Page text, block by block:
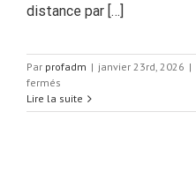
distance par […]
Par profadm | janvier 23rd, 2026 |
fermés
Cybersécurité
:
Lire la suite